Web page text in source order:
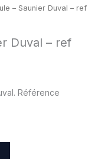
– Saunier Duval – ref
Duval – ref
Référence